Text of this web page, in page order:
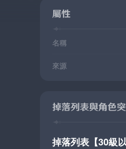
屬性
名稱
來源
掉落列表與角色
掉落列表【30級以